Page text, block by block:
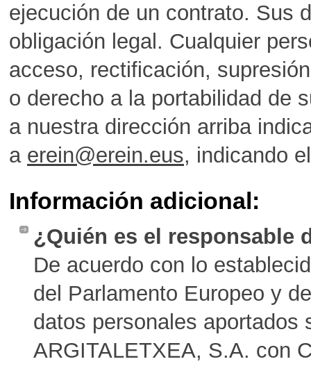
ejecución de un contrato. Sus
obligación legal. Cualquier
acceso, rectificación,
o derecho a la portabilidad de
a nuestra dirección arriba
a erein@erein.eus, indicando
Información adicional:
¿Quién es el responsable
De acuerdo con lo
del Parlamento Europeo y
datos personales aportados
ARGITALETXEA, S.A. con